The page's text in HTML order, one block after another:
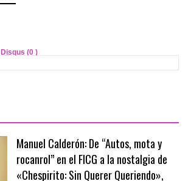
Disqus (0 )
Manuel Calderón: De “Autos, mota y
rocanrol” en el FICG a la nostalgia de
«Chespirito: Sin Querer Queriendo»,